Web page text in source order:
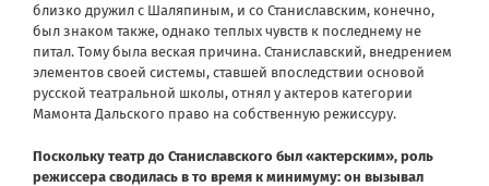
близко дружил с Шаляпиным, и со Станиславским, конечно,
был знаком также, однако теплых чувств к последнему не
питал. Тому была веская причина. Станиславский, внедрением
элементов своей системы, ставшей впоследствии основой
русской театральной школы, отнял у актеров категории
Мамонта Дальского право на собственную режиссуру.
Поскольку театр до Станиславского был «актерским», роль
режиссера сводилась в то время к минимуму: он вызывал